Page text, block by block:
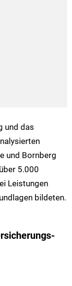
und das
und Bornberg
5.000
Leistungen
bildeten.